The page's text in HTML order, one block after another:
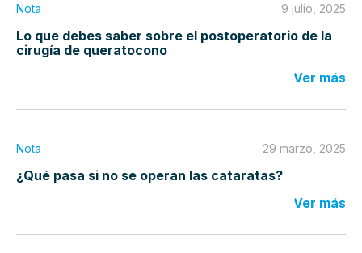
Nota 9 julio, 2025
Lo que debes saber sobre el postoperatorio de la
cirugía de queratocono
Ver más
Nota 29 marzo, 2025
¿Qué pasa si no se operan las cataratas?
Ver más